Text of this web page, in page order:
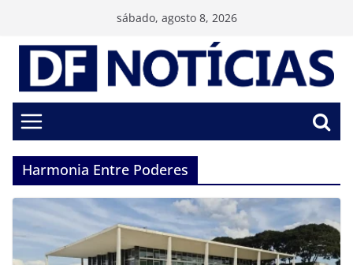
conteúdo
sábado, agosto 8, 2026
Harmonia Entre Poderes